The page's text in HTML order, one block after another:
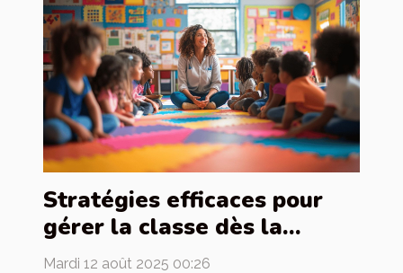
Stratégies efficaces pour
gérer la classe dès la
rentrée
Mardi 12 août 2025 00:26